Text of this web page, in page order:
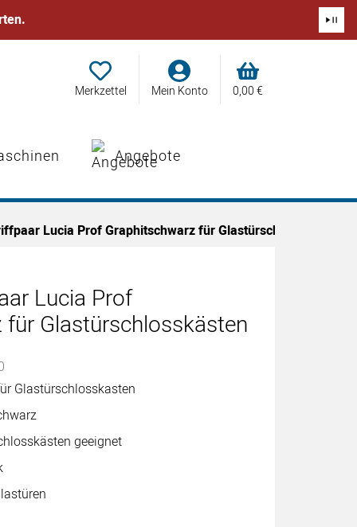
Merkzettel Mein Konto 0,00€
Angebote
Lucia Prof Graphitschwarz für Glastürschlosskästen
Lucia Prof
Glastürschlosskästen
Glastürschlosskasten
geeignet